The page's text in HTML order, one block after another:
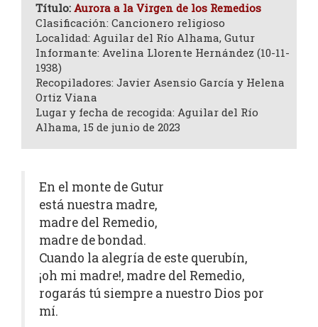
Título: Aurora a la Virgen de los Remedios
Clasificación: Cancionero religioso
Localidad: Aguilar del Río Alhama, Gutur
Informante: Avelina Llorente Hernández (10-11-
1938)
Recopiladores: Javier Asensio García y Helena
Ortiz Viana
Lugar y fecha de recogida: Aguilar del Río
Alhama, 15 de junio de 2023
En el monte de Gutur
está nuestra madre,
madre del Remedio,
madre de bondad.
Cuando la alegría de este querubín,
¡oh mi madre!, madre del Remedio,
rogarás tú siempre a nuestro Dios por
mí.